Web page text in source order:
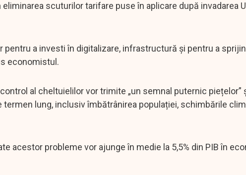
scuturilor tarifare puse în aplicare după invadarea
pentru a investi în digitalizare, infrastructură și pentru a
economistul.
al cheltuielilor vor trimite „un semnal puternic piețelor”
lung, inclusiv îmbătrânirea populației, schimbările
acestor probleme vor ajunge în medie la 5,5% din PIB în